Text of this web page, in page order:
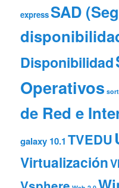
expressSAD
Disponibilidad
Operativos
de Red e
galaxy 10.1 TVEDU
Virtualización